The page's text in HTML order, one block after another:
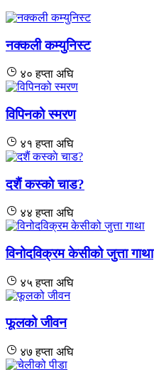
नक्कली कम्युनिस्ट
४० हप्ता अघि
विपिनको स्मरण
४१ हप्ता अघि
दशैं कस्काे चाड?
४४ हप्ता अघि
विनोदविक्रम केसीको जुत्ता गाथा
४५ हप्ता अघि
फूलको जीवन
४७ हप्ता अघि